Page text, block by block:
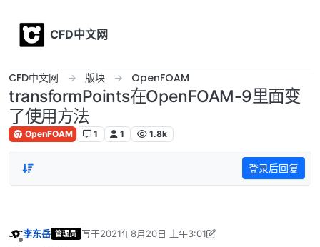
CFD中文网
CFD中文网 版块 OpenFOAM
transformPoints在OpenFOAM-9里面变
了使用方法
OpenFOAM 1 1 1.8k
登录后回复
李东岳 管理员 写于2021年8月20日 上午3:01
最后由 李东岳 编辑2021年8月20日 上午11:05